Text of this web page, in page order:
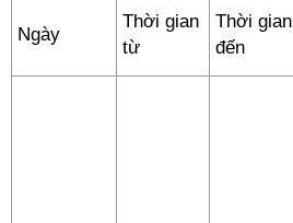
Ngày
Thời gian
từ
Thời gian
đến